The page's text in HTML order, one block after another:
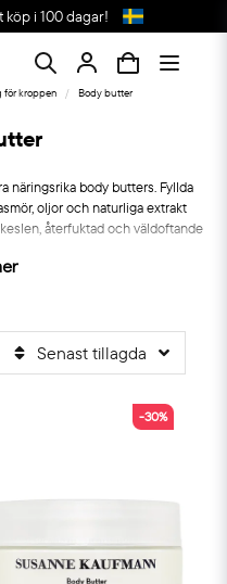
köp i 100 dagar!
kroppen Body butter
näringsrika body butters. Fyllda
oljor och naturliga extrakt
återfuktad och väldoftande
Senast tillagda
-30%